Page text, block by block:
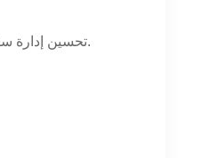
3. تحسين إدارة سلسلة التوريد: تبسيط الخدمات اللوجستية ومراقبة المخزون لتقليل وقت التوقف وزيادة تدفق الإنتاج إلى أقصى حد.